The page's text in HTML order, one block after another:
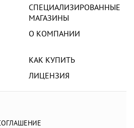
СПЕЦИАЛИЗИРОВАННЫЕ
МАГАЗИНЫ
О КОМПАНИИ
КАК КУПИТЬ
ЛИЦЕНЗИЯ